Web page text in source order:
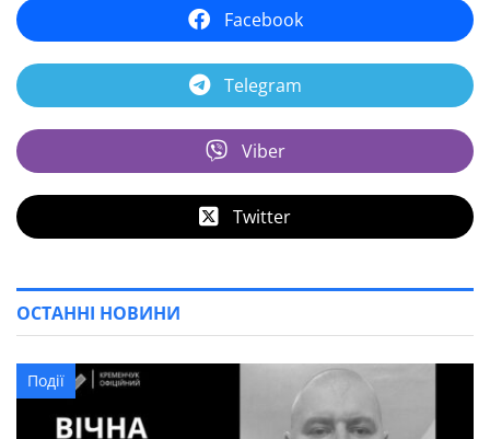
Facebook
Telegram
Viber
Twitter
ОСТАННІ НОВИНИ
Події